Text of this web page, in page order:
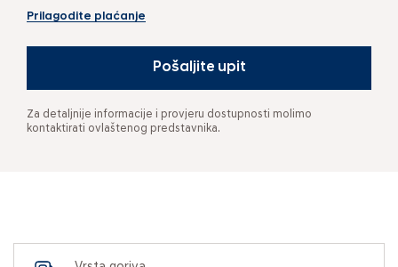
Prilagodite plaćanje
Pošaljite upit
Za detaljnije informacije i provjeru dostupnosti molimo
kontaktirati ovlaštenog predstavnika.